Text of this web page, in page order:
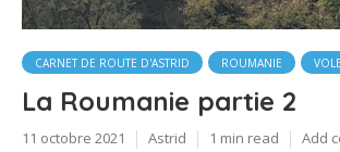
CARNET DE ROUTE D'ASTRID ROUMANIE
La Roumanie partie 2
11 octobre 2021 Astrid 1 min read Add